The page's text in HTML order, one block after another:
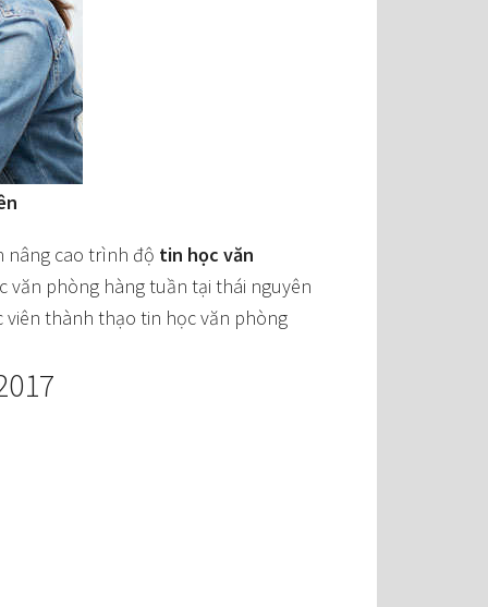
nâng cao trình độ tin học văn
văn phòng hàng tuần tại thái nguyên
viên thành thạo tin học văn phòng